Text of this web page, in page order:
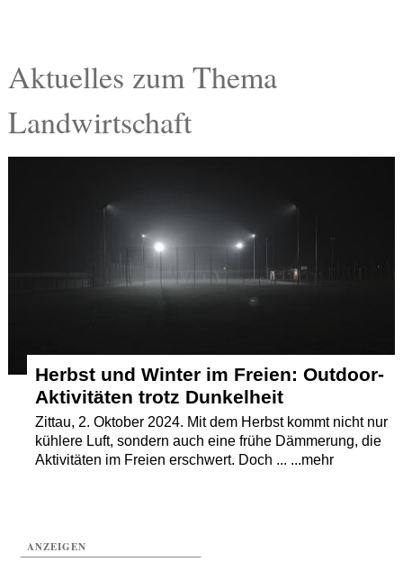
Gesundheit
Aktuelles zum Thema
Landwirtschaft
Herbst und Winter im Freien: Outdoor-
Aktivitäten trotz Dunkelheit
Zittau, 2. Oktober 2024. Mit dem Herbst kommt nicht nur
kühlere Luft, sondern auch eine frühe Dämmerung, die
Aktivitäten im Freien erschwert. Doch ... ...mehr
ANZEIGEN